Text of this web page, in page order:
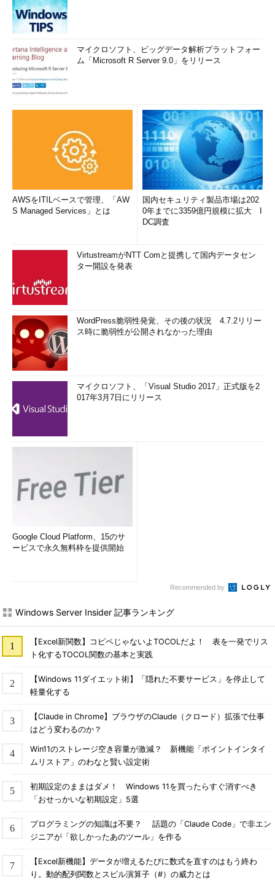
マイクロソフト、ビッグデータ解析プラットフォー
ム「Microsoft R Server 9.0」をリリース
AWSをITILベースで管理、「AW
S Managed Services」とは
国内セキュリティ製品市場は202
0年までに3359億円規模に拡大 I
DC調査
VirtustreamがNTT Comと提携して国内データセン
ター開設を発表
WordPress脆弱性発覚、その後の状況 4.7.2リリー
ス時に脆弱性が公開されなかった理由
マイクロソフト、「Visual Studio 2017」正式版を2
017年3月7日にリリース
Google Cloud Platform、15のサ
ービスで永久無料枠を提供開始
Recommended by
Windows Server Insider 記事ランキング
【Excel新関数】コピペじゃないよTOCOLだよ！ 表を一発でリス
ト化するTOCOL関数の基本と実践
【Windows 11ダイエット術】「隠れた不要サービス」を停止して
軽量化する
【Claude in Chrome】ブラウザのClaude（クロード）拡張で仕事
はどう変わるのか？
Win11のストレージ空き容量が激減？ 新機能「ポイントインタイ
ムリストア」のわなと賢い設定術
初期設定のままはダメ！ Windows 11を買ったらすぐ消すべき
「おせっかいな初期設定」5選
プログラミングの知識は不要？ 話題の「Claude Code」で非エン
ジニアが「欲しかったあのツール」を作る
【Excel新機能】データが増えるたびに数式を直すのはもう終わ
り。動的配列関数とスピル演算子（#）の威力とは